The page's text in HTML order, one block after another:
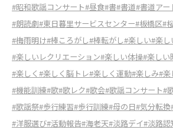
#昭和歌謡コンサート#昼食#書#書道#書道アー
#朗読劇#東日暮里サービスセンター#板橋区#
#梅雨明け#棒ころがし#棒転がし#楽しい#楽し
#楽しいレクリエーション#楽しい体操#楽しい
#楽しく #楽しく脳トレ#楽しく運動#楽しみ#楽
#機能訓練#歌#歌レク#歌会#歌謡コンサート#
#歌謡祭#歩行練習#歩行訓練#母の日#気分転換
#洋服選び#活動報告#海老天#淡路デイ#淡路認